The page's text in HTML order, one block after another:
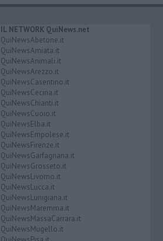
IL NETWORK QuiNews.net
QuiNewsAbetone.it
QuiNewsAmiata.it
QuiNewsAnimali.it
QuiNewsArezzo.it
QuiNewsCasentino.it
QuiNewsCecina.it
QuiNewsChianti.it
QuiNewsCuoio.it
QuiNewsElba.it
QuiNewsEmpolese.it
QuiNewsFirenze.it
QuiNewsGarfagnana.it
QuiNewsGrosseto.it
QuiNewsLivorno.it
QuiNewsLucca.it
QuiNewsLunigiana.it
QuiNewsMaremma.it
QuiNewsMassaCarrara.it
QuiNewsMugello.it